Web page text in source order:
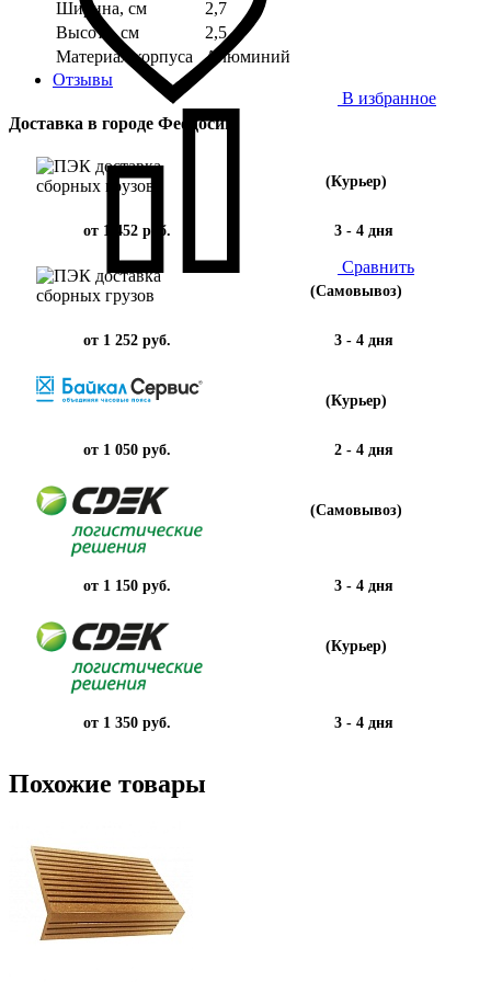
В избранное
Сравнить
Ширина, см
2,7
Высота, см
2,5
Материал корпуса
Алюминий
Отзывы
Доставка в городе Феодосии
(Курьер)
от 1 452 руб. 3 - 4 дня
(Самовывоз)
от 1 252 руб. 3 - 4 дня
(Курьер)
от 1 050 руб. 2 - 4 дня
(Самовывоз)
от 1 150 руб. 3 - 4 дня
(Курьер)
от 1 350 руб. 3 - 4 дня
Похожие товары